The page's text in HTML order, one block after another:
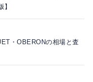
・OBERONの相場と査